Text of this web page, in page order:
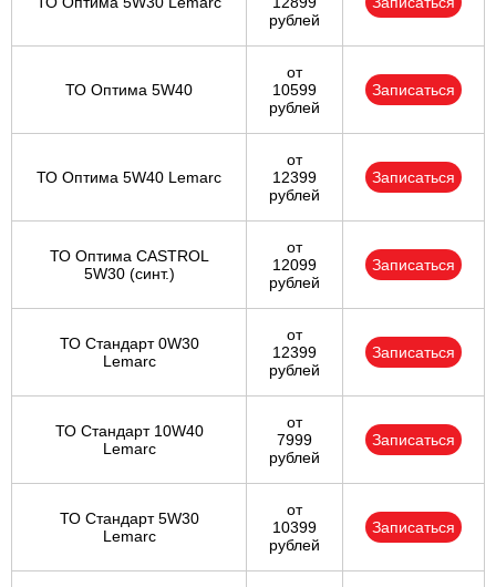
рублей
ТО Оптима 5W40
от
10599
рублей
Записаться
ТО Оптима 5W40 Lemarc
от
12399
рублей
Записаться
ТО Оптима CASTROL
5W30 (синт.)
от
12099
рублей
Записаться
ТО Стандарт 0W30
Lemarc
от
12399
рублей
Записаться
ТО Стандарт 10W40
Lemarc
от
7999
рублей
Записаться
ТО Стандарт 5W30
Lemarc
от
10399
рублей
Записаться